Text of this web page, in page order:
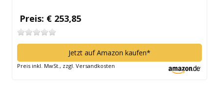
Preis: € 253,85
Jetzt auf Amazon kaufen*
Preis inkl. MwSt., zzgl. Versandkosten